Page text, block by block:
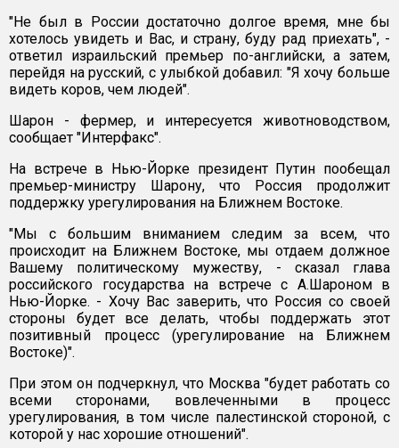
"Не был в России достаточно долгое время, мне бы
хотелось увидеть и Вас, и страну, буду рад приехать", -
ответил израильский премьер по-английски, а затем,
перейдя на русский, с улыбкой добавил: "Я хочу больше
видеть коров, чем людей".
Шарон - фермер, и интересуется животноводством,
сообщает "Интерфакс".
На встрече в Нью-Йорке президент Путин пообещал
премьер-министру Шарону, что Россия продолжит
поддержку урегулирования на Ближнем Востоке.
"Мы с большим вниманием следим за всем, что
происходит на Ближнем Востоке, мы отдаем должное
Вашему политическому мужеству, - сказал глава
российского государства на встрече с А.Шароном в
Нью-Йорке. - Хочу Вас заверить, что Россия со своей
стороны будет все делать, чтобы поддержать этот
позитивный процесс (урегулирование на Ближнем
Востоке)".
При этом он подчеркнул, что Москва "будет работать со
всеми сторонами, вовлеченными в процесс
урегулирования, в том числе палестинской стороной, с
которой у нас хорошие отношений".